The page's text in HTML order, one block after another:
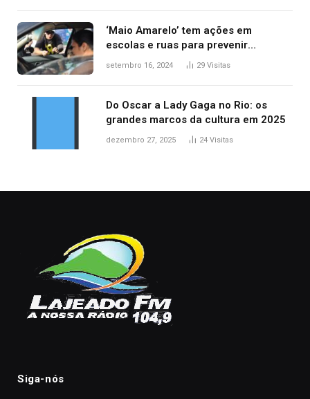
‘Maio Amarelo’ tem ações em
escolas e ruas para prevenir
acidentes no trânsito no AP
setembro 16, 2024 29 Visitas
Do Oscar a Lady Gaga no Rio: os
grandes marcos da cultura em 2025
dezembro 27, 2025 24 Visitas
Siga-nós